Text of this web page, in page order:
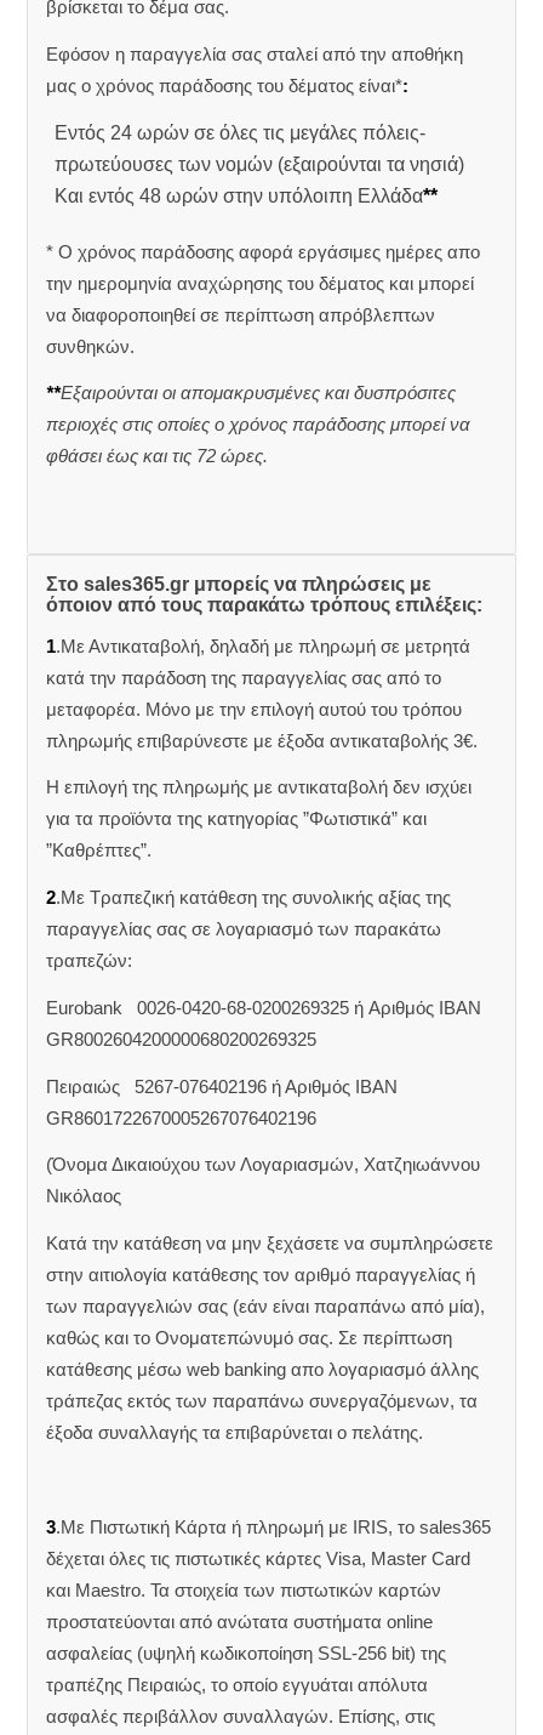
βρίσκεται το δέμα σας.
Εφόσον η παραγγελία σας σταλεί από την αποθήκη
μας ο χρόνος παράδοσης του δέματος είναι*:
Εντός 24 ωρών σε όλες τις μεγάλες πόλεις-
πρωτεύουσες των νομών (εξαιρούνται τα νησιά)
Και εντός 48 ωρών στην υπόλοιπη Ελλάδα**
* Ο χρόνος παράδοσης αφορά εργάσιμες ημέρες απο
την ημερομηνία αναχώρησης του δέματος και μπορεί
να διαφοροποιηθεί σε περίπτωση απρόβλεπτων
συνθηκών.
**Εξαιρούνται οι απομακρυσμένες και δυσπρόσιτες
περιοχές στις οποίες ο χρόνος παράδοσης μπορεί να
φθάσει έως και τις 72 ώρες.
Στο sales365.gr μπορείς να πληρώσεις με
όποιον από τους παρακάτω τρόπους επιλέξεις:
1.Με Αντικαταβολή, δηλαδή με πληρωμή σε μετρητά
κατά την παράδοση της παραγγελίας σας από το
μεταφορέα. Μόνο με την επιλογή αυτού του τρόπου
πληρωμής επιβαρύνεστε με έξοδα αντικαταβολής 3€.
Η επιλογή της πληρωμής με αντικαταβολή δεν ισχύει
για τα προϊόντα της κατηγορίας ”Φωτιστικά” και
”Καθρέπτες”.
2.Με Τραπεζική κατάθεση της συνολικής αξίας της
παραγγελίας σας σε λογαριασμό των παρακάτω
τραπεζών:
Eurobank 0026-0420-68-0200269325 ή Aριθμός IBAN
GR8002604200000680200269325
Πειραιώς 5267-076402196 ή Αριθμός IBAN
GR8601722670005267076402196
(Όνομα Δικαιούχου των Λογαριασμών, Χατζηιωάννου
Νικόλαος
Κατά την κατάθεση να μην ξεχάσετε να συμπληρώσετε
στην αιτιολογία κατάθεσης τον αριθμό παραγγελίας ή
των παραγγελιών σας (εάν είναι παραπάνω από μία),
καθώς και το Ονοματεπώνυμό σας. Σε περίπτωση
κατάθεσης μέσω web banking απο λογαριασμό άλλης
τράπεζας εκτός των παραπάνω συνεργαζόμενων, τα
έξοδα συναλλαγής τα επιβαρύνεται ο πελάτης.
3.Με Πιστωτική Κάρτα ή πληρωμή με IRIS, το sales365
δέχεται όλες τις πιστωτικές κάρτες Visa, Master Card
και Maestro. Τα στοιχεία των πιστωτικών καρτών
προστατεύονται από ανώτατα συστήματα online
ασφαλείας (υψηλή κωδικοποίηση SSL-256 bit) της
τραπέζης Πειραιώς, το οποίο εγγυάται απόλυτα
ασφαλές περιβάλλον συναλλαγών. Επίσης, στις